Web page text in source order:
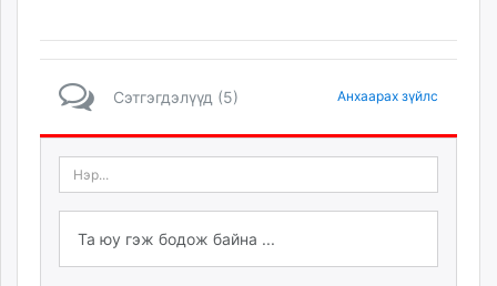
Сэтгэгдэлүүд (5) Анхаарах зүйлс